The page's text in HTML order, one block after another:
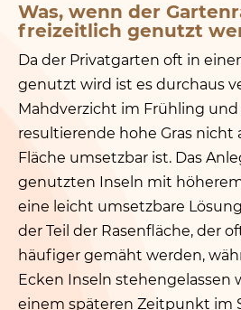
Was, wenn der
freizeitlich genutzt
Da der Privatgarten oft in
genutzt wird ist es durchaus
Mahdverzicht im Frühling und
resultierende hohe Gras nicht
Fläche umsetzbar ist. Das
genutzten Inseln mit höherem
eine leicht umsetzbare
der Teil der Rasenfläche, der
häufiger gemäht werden,
Ecken Inseln stehengelassen
einem späteren Zeitpunkt im